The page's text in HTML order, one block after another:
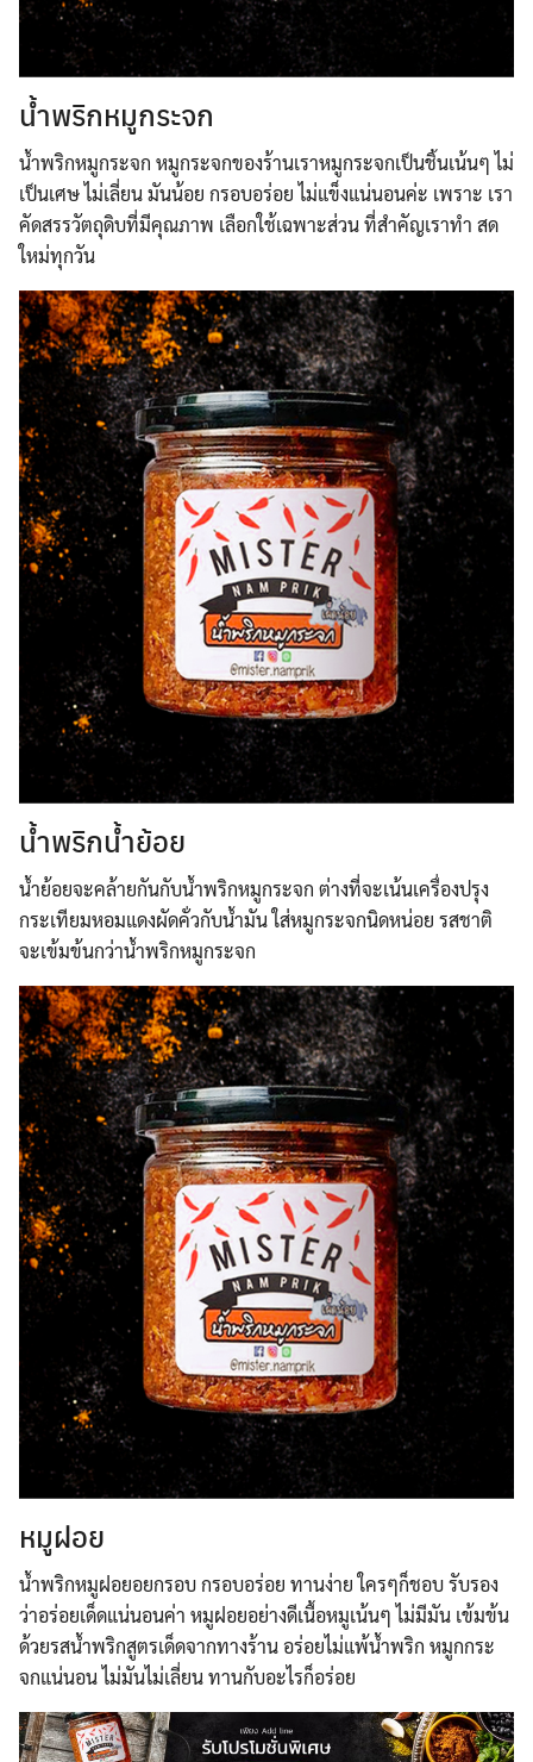
น้ำพริกหมูกระจก
น้ำพริกหมูกระจก หมูกระจกของร้านเราหมูกระจกเป็นชิ้นเน้นๆ ไม่
เป็นเศษ ไม่เลี่ยน มันน้อย กรอบอร่อย ไม่แข็งแน่นอนค่ะ เพราะ เรา
คัดสรรวัตถุดิบที่มีคุณภาพ เลือกใช้เฉพาะส่วน ที่สำคัญเราทำ สด
ใหม่ทุกวัน
น้ำพริกน้ำย้อย
น้ำย้อยจะคล้ายกันกับน้ำพริกหมูกระจก ต่างที่จะเน้นเครื่องปรุง
กระเทียมหอมแดงผัดคั่วกับน้ำมัน ใส่หมูกระจกนิดหน่อย รสชาติ
จะเข้มข้นกว่าน้ำพริกหมูกระจก
หมูฝอย
น้ำพริกหมูฝอยอยกรอบ กรอบอร่อย ทานง่าย ใครๆก็ชอบ รับรอง
ว่าอร่อยเด็ดแน่นอนค่า หมูฝอยอย่างดีเนื้อหมูเน้นๆ ไม่มีมัน เข้มข้น
ด้วยรสน้ำพริกสูตรเด็ดจากทางร้าน อร่อยไม่แพ้น้ำพริก หมูกกระ
จกแน่นอน ไม่มันไม่เลี่ยน ทานกับอะไรก็อร่อย